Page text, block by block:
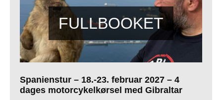
Spanienstur – 18.-23. februar 2027 – 4
dages motorcykelkørsel med Gibraltar